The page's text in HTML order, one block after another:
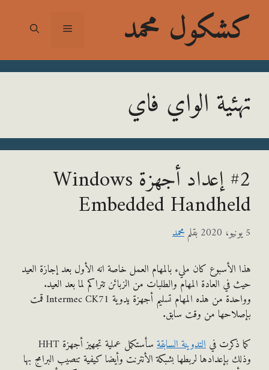
محمد
الواي فاي
#2 إعداد أجهزة Windows
Embedded
بقلممحمد
كان مليء بالمهام العمل خاصة انه الأول بعد إجازة العيد
العادة المهام والطلبات من الزبائن تتراكم لما بعد العيد.
وواحدة من هذه المهام تسليم أجهزة يدوية Intermec CK71 قمت
من وقت سابق.
ذكرت فيالتدوينة السابقة
سأستكمل عملية تجهيز أجهزة HHT
بإعدادها لربطها بشبكة الأنترنت وأيضا كيفية تنصيب البرامج بها